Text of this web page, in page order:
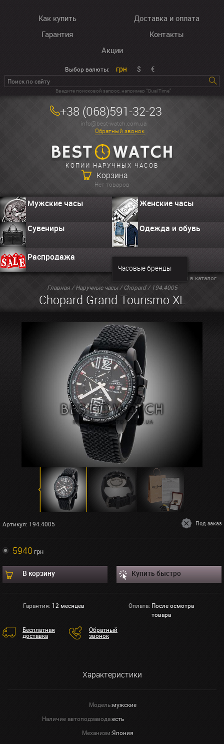
Как купить
Доставка и оплата
Гарантия
Контакты
Акции
Выбор валюты: грн $ €
Введите поисковой запрос, например “Dual Time”
+38 (068)591-32-23
info@best-watch.com.ua
Обратный звонок
КОПИИ НАРУЧНЫХ ЧАСОВ
Корзина
Нет товаров
Мужские часы Женские часы
Сувениры Одежда и обувь
Распродажа
Часовые бренды
Главная/Наручные часы/Chopard/ 194.4005
Chopard Grand Tourismo XL
Вернуться в каталог
Артикул: 194.4005 Под заказ
5940грн
В корзину Купить быстро
Гарантия: 12 месяцев Оплата: После осмотра
товара
Бесплатная
доставка
Обратный
звонок
Характеристики
Модель:мужские
Наличие автоподзавода:есть
Механизм:Япония